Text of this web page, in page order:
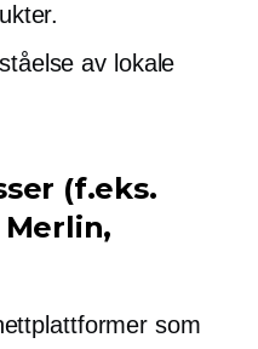
av lokale
(f.eks.
som